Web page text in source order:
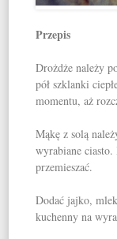
Przepis
Drożdże należy
pół szklanki
momentu, aż
Mąkę z solą
wyrabiane
przemieszać.
Dodać jajko,
kuchenny na